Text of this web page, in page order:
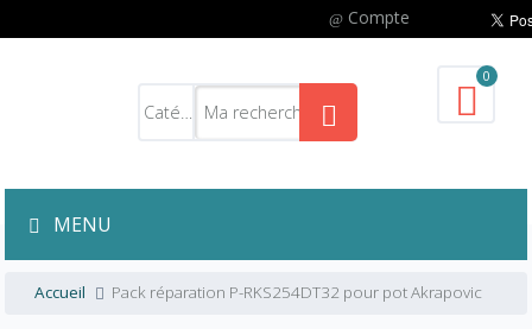
Compte
0
MENU
Accueil Pack réparation P-RKS254DT32 pour pot Akrapovic